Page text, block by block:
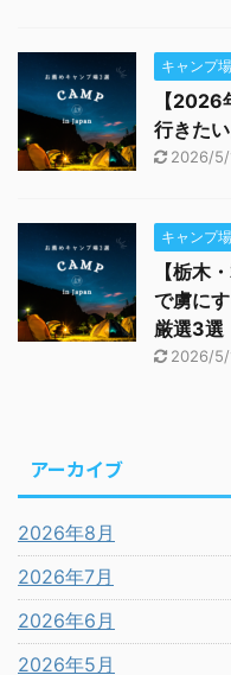
キャンプ場
【
行きた
2026/5/
キャンプ場
【栃木
で虜に
厳選3選
2026/5/
アーカイブ
2026年8月
2026年7月
2026年6月
2026年5月